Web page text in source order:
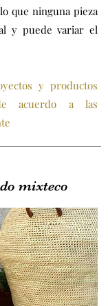
que ninguna pieza
y puede variar el
y productos
acuerdo a las
mixteco